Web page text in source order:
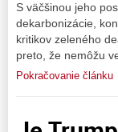
S väčšinou jeho
dekarbonizácie,
kritikov zeleného
preto, že nemôžu
Pokračovanie článku